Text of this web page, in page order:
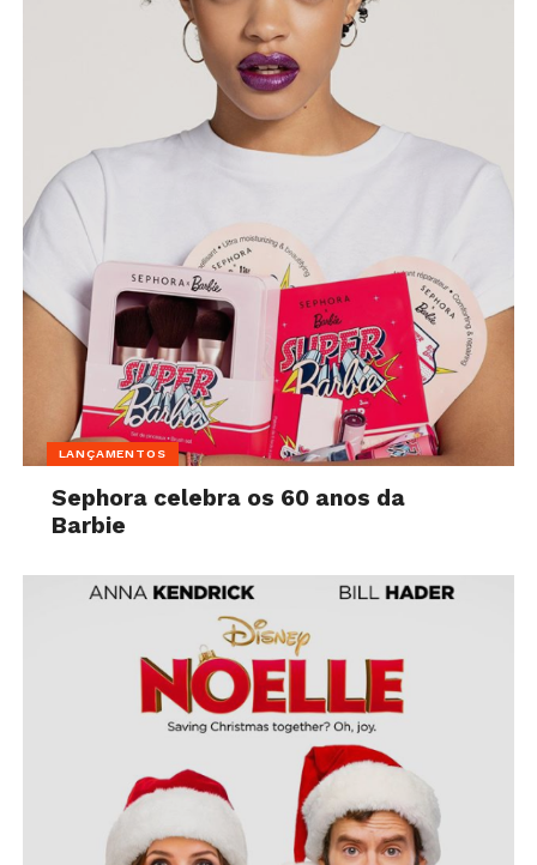
LANÇAMENTOS
Sephora celebra os 60 anos da
Barbie